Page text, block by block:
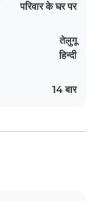
परिवार के घर पर
तेलुगू
हिन्दी
14 बार